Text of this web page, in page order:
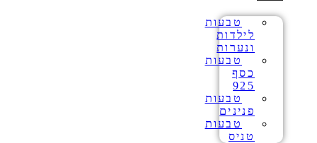
טבעות
לילדות
ונערות
טבעות
כסף
925
טבעות
פנינים
טבעות
טניס